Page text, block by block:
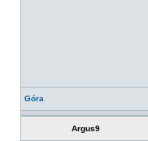
Góra
Argus9